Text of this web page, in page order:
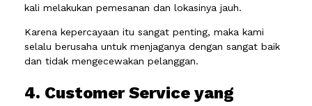
kali melakukan pemesanan dan lokasinya jauh.
Karena kepercayaan itu sangat penting, maka kami
selalu berusaha untuk menjaganya dengan sangat baik
dan tidak mengecewakan pelanggan.
4. Customer Service yang